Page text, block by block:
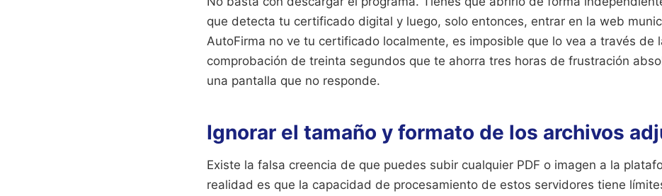
que detecta tu certificado digital y luego, solo entonces, entrar en la web
AutoFirma no ve tu certificado localmente, es imposible que lo vea a través de
comprobación de treinta segundos que te ahorra tres horas de frustración
una pantalla que no responde.
Ignorar el tamaño y formato de los archivos
Existe la falsa creencia de que puedes subir cualquier PDF o imagen a la
realidad es que la capacidad de procesamiento de estos servidores tiene